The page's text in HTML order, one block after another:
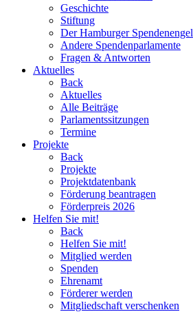
Geschichte
Stiftung
Der Hamburger Spendenengel
Andere Spendenparlamente
Fragen & Antworten
Aktuelles
Back
Aktuelles
Alle Beiträge
Parlamentssitzungen
Termine
Projekte
Back
Projekte
Projektdatenbank
Förderung beantragen
Förderpreis 2026
Helfen Sie mit!
Back
Helfen Sie mit!
Mitglied werden
Spenden
Ehrenamt
Förderer werden
Mitgliedschaft verschenken